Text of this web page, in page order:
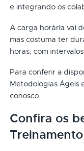
e integrando os
A carga horária vai
mas costuma ter
horas, com
Para conferir a
Metodologias Ágeis
conosco.
Confira os